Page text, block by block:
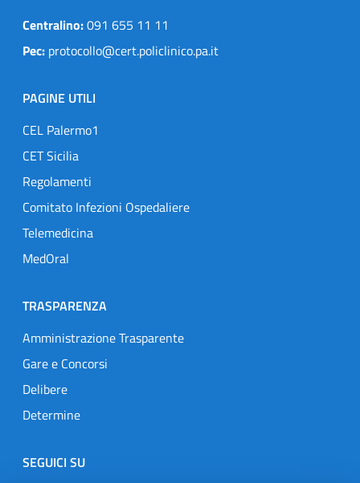
Centralino:091 655 11 11
Pec: protocollo@cert.policlinico.pa.it
PAGINE UTILI
CEL Palermo1
CET Sicilia
Regolamenti
Comitato Infezioni Ospedaliere
Telemedicina
MedOral
TRASPARENZA
Amministrazione Trasparente
Gare e Concorsi
Delibere
Determine
SEGUICI SU